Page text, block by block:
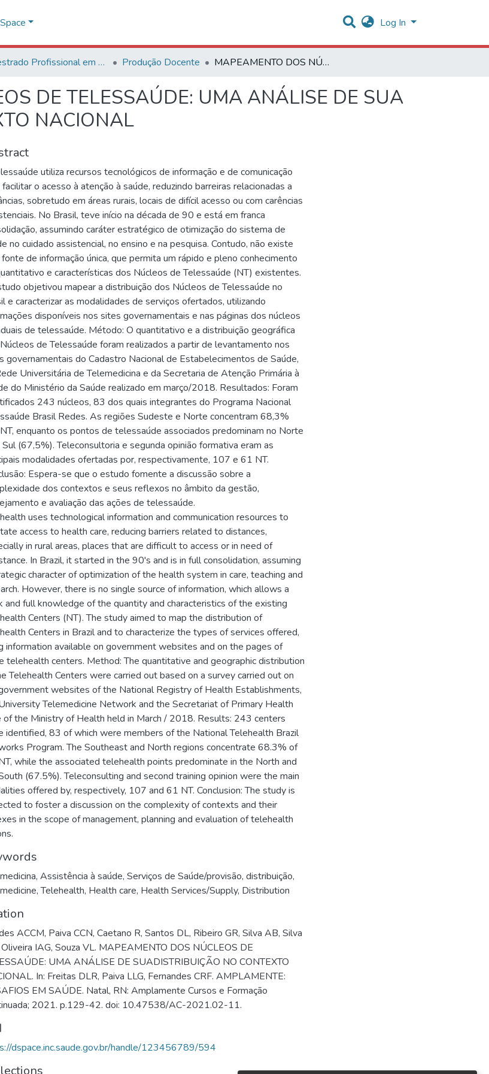
Log In
Mestrado Profissional em Avaliação de Tecnologias em Saúde Produção Docente MAPEAMENTO DOS NÚCLEOS DE TELESSAÚDE: UMA ANÁLISE DE SUA DISTRIBUIÇÃO NO CONTEXTO NACIONAL
DE TELESSAÚDE: UMA ANÁLISE DE SUA
NACIONAL
utiliza recursos tecnológicos de informação e de comunicação
facilitar o acesso à atenção à saúde, reduzindo barreiras relacionadas a
sobretudo em áreas rurais, locais de difícil acesso ou com carências
No Brasil, teve início na década de 90 e está em franca
assumindo caráter estratégico de otimização do sistema de
no cuidado assistencial, no ensino e na pesquisa. Contudo, não existe
de informação única, que permita um rápido e pleno conhecimento
e características dos Núcleos de Telessaúde (NT) existentes.
objetivou mapear a distribuição dos Núcleos de Telessaúde no
e caracterizar as modalidades de serviços ofertados, utilizando
disponíveis nos sites governamentais e nas páginas dos núcleos
de telessaúde. Método: O quantitativo e a distribuição geográfica
de Telessaúde foram realizados a partir de levantamento nos
governamentais do Cadastro Nacional de Estabelecimentos de Saúde,
Universitária de Telemedicina e da Secretaria de Atenção Primária à
do Ministério da Saúde realizado em março/2018. Resultados: Foram
243 núcleos, 83 dos quais integrantes do Programa Nacional
Brasil Redes. As regiões Sudeste e Norte concentram 68,3%
enquanto os pontos de telessaúde associados predominam no Norte
Sul (67,5%). Teleconsultoria e segunda opinião formativa eram as
modalidades ofertadas por, respectivamente, 107 e 61 NT.
Espera-se que o estudo fomente a discussão sobre a
dos contextos e seus reflexos no âmbito da gestão,
e avaliação das ações de telessaúde.
uses technological information and communication resources to
access to health care, reducing barriers related to distances,
in rural areas, places that are difficult to access or in need of
In Brazil, it started in the 90's and is in full consolidation, assuming
character of optimization of the health system in care, teaching and
However, there is no single source of information, which allows a
and full knowledge of the quantity and characteristics of the existing
Centers (NT). The study aimed to map the distribution of
Centers in Brazil and to characterize the types of services offered,
information available on government websites and on the pages of
telehealth centers. Method: The quantitative and geographic distribution
Telehealth Centers were carried out based on a survey carried out on
websites of the National Registry of Health Establishments,
Telemedicine Network and the Secretariat of Primary Health
of the Ministry of Health held in March / 2018. Results: 243 centers
identified, 83 of which were members of the National Telehealth Brazil
Program. The Southeast and North regions concentrate 68.3% of
while the associated telehealth points predominate in the North and
(67.5%). Teleconsulting and second training opinion were the main
offered by, respectively, 107 and 61 NT. Conclusion: The study is
to foster a discussion on the complexity of contexts and their
in the scope of management, planning and evaluation of telehealth
, Assistência à saúde, Serviços de Saúde/provisão, distribuição,
,Telehealth, Health care, Health Services/Supply, Distribution
ACCM, Paiva CCN, Caetano R, Santos DL, Ribeiro GR, Silva AB, Silva
IAG, Souza VL. MAPEAMENTO DOS NÚCLEOS DE
UMA ANÁLISE DE SUADISTRIBUIÇÃO NO CONTEXTO
In: Freitas DLR, Paiva LLG, Fernandes CRF. AMPLAMENTE:
EM SAÚDE. Natal, RN: Amplamente Cursos e Formação
2021. p.129-42. doi: 10.47538/AC-2021.02-11.
dspace.inc.saude.gov.br/handle/123456789/594